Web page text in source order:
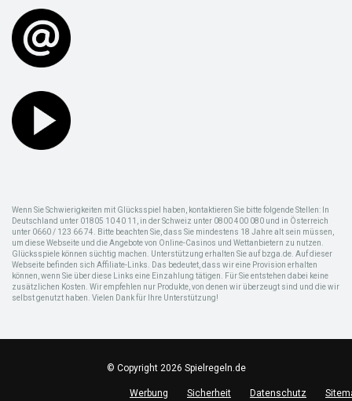
Wenn Sie Schwierigkeiten mit Glücksspiel haben, kontaktieren Sie bitte folgende Stellen: In
Deutschland unter 01805 10 40 11, in der Schweiz unter 0800 400 080 und in Österreich
unter 0660 / 123 66 74. Bitte beachten Sie, dass Sie mindestens 18 Jahre alt sein müssen,
um diese Webseite und die Angebote von Online-Casinos und Wettanbietern zu nutzen.
Glücksspiele können süchtig machen. Unterstützung erhalten Sie auf bzga.de. Auf dieser
Webseite befinden sich Affiliate-Links. Das bedeutet, dass wir eine Provision erhalten
können, wenn Sie über diese Links eine Einzahlung tätigen. Für Sie entstehen dabei keine
zusätzlichen Kosten. Wir empfehlen nur Produkte, von denen wir überzeugt sind und die wir
selbst genutzt haben. Vielen Dank für Ihre Unterstützung!
© Copyright 2026 Spielregeln.de
Werbung Sicherheit Datenschutz